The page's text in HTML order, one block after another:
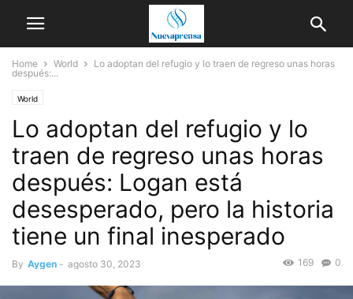
Home World
Lo adoptan del refugio y lo traen de regreso unas horas
después:...
World
Lo adoptan del refugio y lo
traen de regreso unas horas
después: Logan está
desesperado, pero la historia
tiene un final inesperado
By Aygen - agosto 30, 2023 0
169